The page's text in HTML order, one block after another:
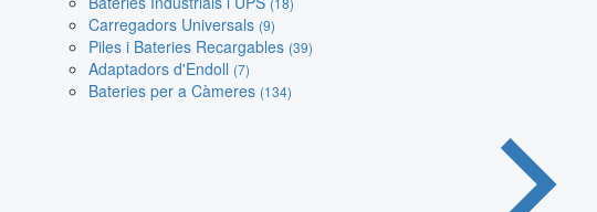
Carregadors Universals (9)
Piles i Bateries Recargables (39)
Adaptadors d'Endoll (7)
Bateries per a Càmeres (134)